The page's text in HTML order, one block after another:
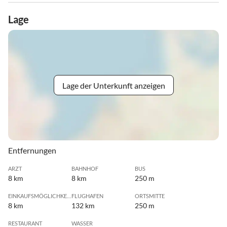
Lage
Lage der Unterkunft anzeigen
Entfernungen
ARZT
8 km
BAHNHOF
8 km
BUS
250 m
8 km
FLUGHAFEN
132 km
ORTSMITTE
250 m
RESTAURANT WASSER